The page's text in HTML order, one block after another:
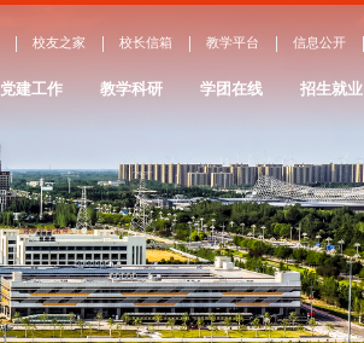
校友之家 校长信箱 教学平台 信息公开
党建工作 教学科研 学团在线 招生就业